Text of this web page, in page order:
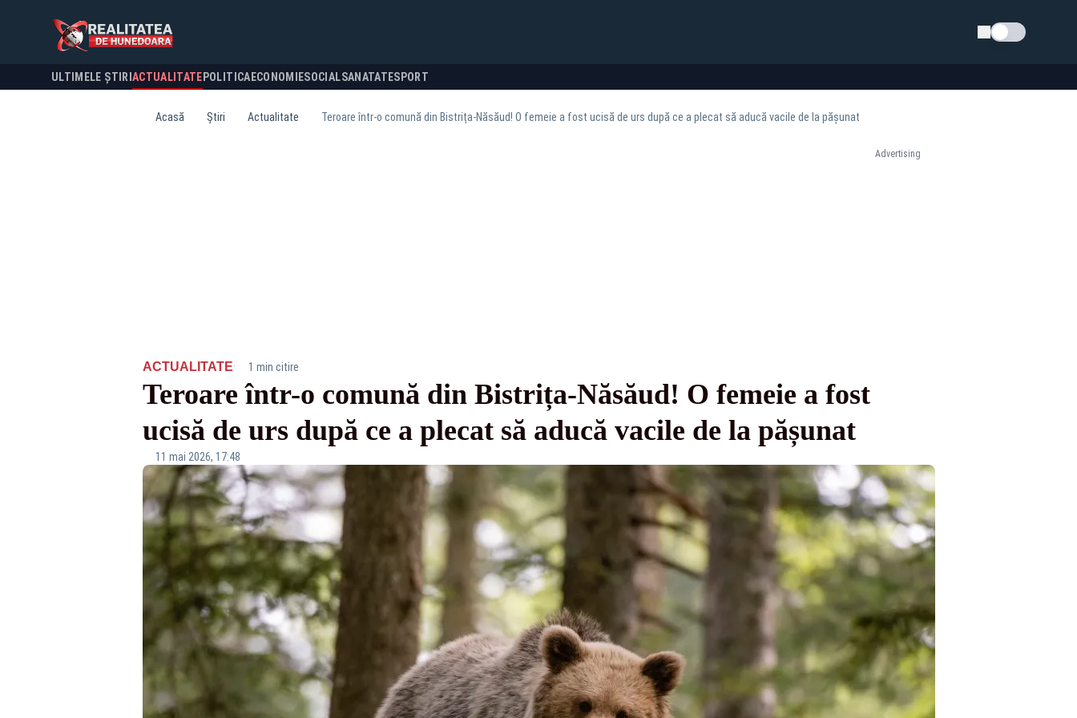
Schimba tema
ULTIMELE ȘTIRI ACTUALITATE POLITICA ECONOMIESOCIALSANATATESPORT
Acasă Știri Actualitate Teroare într-o comună din Bistrița-Năsăud! O femeie a fost ucisă de urs după ce a plecat să aducă vacile de la pășunat
Advertising
ACTUALITATE· 1 min citire
Teroare într-o comună din Bistrița-Năsăud! O femeie a fost
ucisă de urs după ce a plecat să aducă vacile de la pășunat
11 mai 2026, 17:48